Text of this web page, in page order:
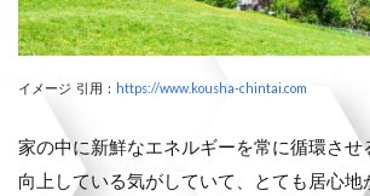
イメージ 引用： https://www.kousha-chintai.com
家の中に新鮮なエネルギーを常に循環させ
向上している気がしていて、とても居心地